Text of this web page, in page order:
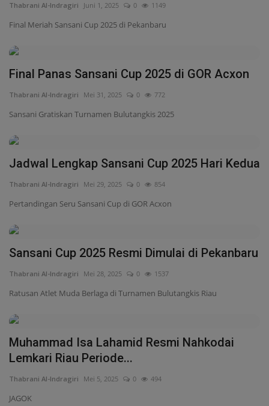
Thabrani Al-Indragiri Juni 1, 2025 0 1149
Final Meriah Sansani Cup 2025 di Pekanbaru
Final Panas Sansani Cup 2025 di GOR Acxon
Thabrani Al-Indragiri Mei 31, 2025 0 772
Sansani Gratiskan Turnamen Bulutangkis 2025
Jadwal Lengkap Sansani Cup 2025 Hari Kedua
Thabrani Al-Indragiri Mei 29, 2025 0 854
Pertandingan Seru Sansani Cup di GOR Acxon
Sansani Cup 2025 Resmi Dimulai di Pekanbaru
Thabrani Al-Indragiri Mei 28, 2025 0 1537
Ratusan Atlet Muda Berlaga di Turnamen Bulutangkis Riau
Muhammad Isa Lahamid Resmi Nahkodai
Lemkari Riau Periode...
Thabrani Al-Indragiri Mei 5, 2025 0 494
JAGOK